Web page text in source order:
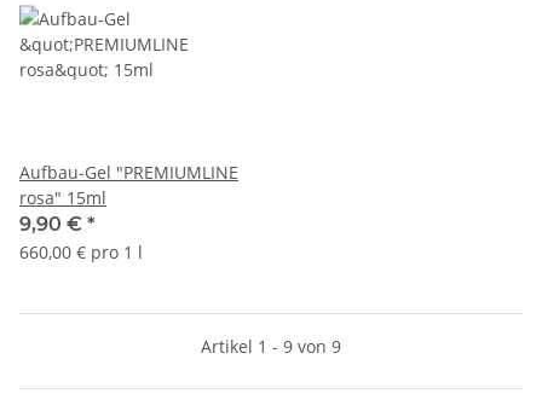
Aufbau-Gel "PREMIUMLINE
rosa" 15ml
9,90 € *
660,00 € pro 1 l
Artikel 1 - 9 von 9